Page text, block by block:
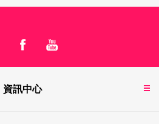
資訊中心